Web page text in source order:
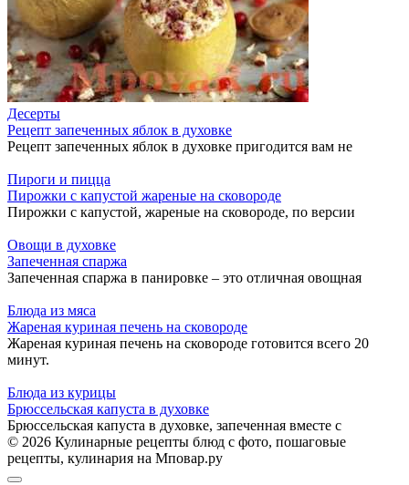
Десерты
Рецепт запеченных яблок в духовке
Рецепт запеченных яблок в духовке пригодится вам не
Пироги и пицца
Пирожки с капустой жареные на сковороде
Пирожки с капустой, жареные на сковороде, по версии
Овощи в духовке
Запеченная спаржа
Запеченная спаржа в панировке – это отличная овощная
Блюда из мяса
Жареная куриная печень на сковороде
Жареная куриная печень на сковороде готовится всего 20
минут.
Блюда из курицы
Брюссельская капуста в духовке
Брюссельская капуста в духовке, запеченная вместе с
© 2026 Кулинарные рецепты блюд с фото, пошаговые
рецепты, кулинария на Мповар.ру